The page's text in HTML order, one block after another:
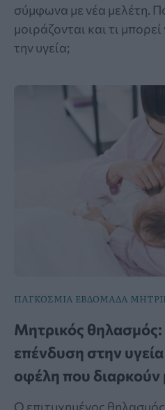
σύμφωνα με νέα μελέτη.
μοιράζονται και τι
την υγεία;
ΠΑΓΚΟΣΜΙΑ ΕΒΔΟΜΑΔΑ
Μητρικός
επένδυση στην
οφέλη που διαρκούν
Ο επιτυχημένος